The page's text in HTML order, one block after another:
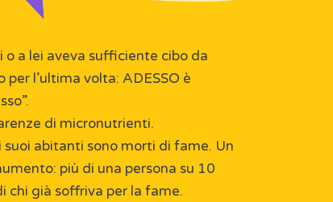
a lei aveva sufficiente cibo da
l’ultima volta: ADESSO è
di micronutrienti.
abitanti sono morti di fame. Un
più di una persona su 10
chi già soffriva per la fame.